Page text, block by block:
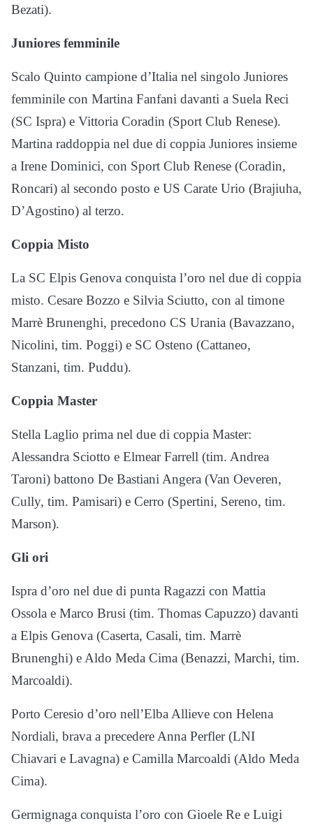
Bezati).
Juniores femminile
Scalo Quinto campione d’Italia nel singolo Juniores
femminile con Martina Fanfani davanti a Suela Reci
(SC Ispra) e Vittoria Coradin (Sport Club Renese).
Martina raddoppia nel due di coppia Juniores insieme
a Irene Dominici, con Sport Club Renese (Coradin,
Roncari) al secondo posto e US Carate Urio (Brajiuha,
D’Agostino) al terzo.
Coppia Misto
La SC Elpis Genova conquista l’oro nel due di coppia
misto. Cesare Bozzo e Silvia Sciutto, con al timone
Marrè Brunenghi, precedono CS Urania (Bavazzano,
Nicolini, tim. Poggi) e SC Osteno (Cattaneo,
Stanzani, tim. Puddu).
Coppia Master
Stella Laglio prima nel due di coppia Master:
Alessandra Sciotto e Elmear Farrell (tim. Andrea
Taroni) battono De Bastiani Angera (Van Oeveren,
Cully, tim. Pamisari) e Cerro (Spertini, Sereno, tim.
Marson).
Gli ori
Ispra d’oro nel due di punta Ragazzi con Mattia
Ossola e Marco Brusi (tim. Thomas Capuzzo) davanti
a Elpis Genova (Caserta, Casali, tim. Marrè
Brunenghi) e Aldo Meda Cima (Benazzi, Marchi, tim.
Marcoaldi).
Porto Ceresio d’oro nell’Elba Allieve con Helena
Nordiali, brava a precedere Anna Perfler (LNI
Chiavari e Lavagna) e Camilla Marcoaldi (Aldo Meda
Cima).
Germignaga conquista l’oro con Gioele Re e Luigi